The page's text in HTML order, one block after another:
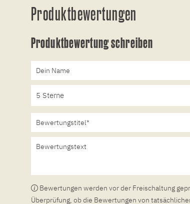
Produktbewertungen
Produktbewertung schreiben
Bewertungen werden vor der Freischaltung
Überprüfung, ob die Bewertungen von